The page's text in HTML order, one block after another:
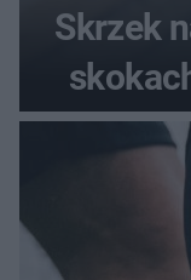
Skrzek